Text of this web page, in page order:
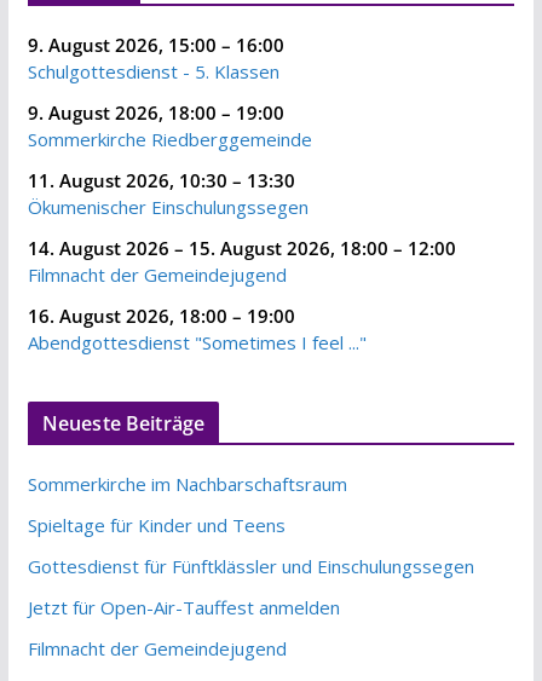
9. August 2026, 15:00 – 16:00
Schulgottesdienst - 5. Klassen
9. August 2026, 18:00 – 19:00
Sommerkirche Riedberggemeinde
11. August 2026, 10:30 – 13:30
Ökumenischer Einschulungssegen
14. August 2026 – 15. August 2026, 18:00 – 12:00
Filmnacht der Gemeindejugend
16. August 2026, 18:00 – 19:00
Abendgottesdienst "Sometimes I feel ..."
Neueste Beiträge
Sommerkirche im Nachbarschaftsraum
Spieltage für Kinder und Teens
Gottesdienst für Fünftklässler und Einschulungssegen
Jetzt für Open-Air-Tauffest anmelden
Filmnacht der Gemeindejugend